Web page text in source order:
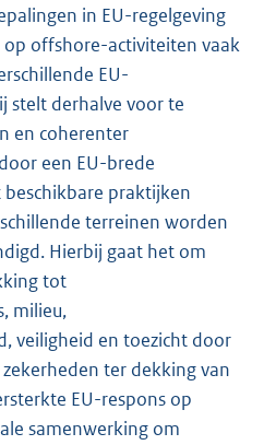
in EU-regelgeving
offshore-activiteiten vaak
EU-
stelt derhalve voor te
en coherenter
een EU-brede
praktijken
terreinen worden
Hierbij gaat het om
tot
milieu,
veiligheid en toezicht door
ter dekking van
EU-respons op
samenwerking om